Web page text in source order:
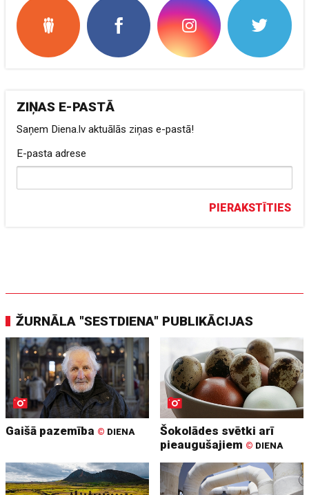
ZIŅAS E-PASTĀ
Saņem Diena.lv aktuālās ziņas e-pastā!
E-pasta adrese
PIERAKSTĪTIES
ŽURNĀLA "SESTDIENA" PUBLIKĀCIJAS
Gaišā pazemība © DIENA
Šokolādes svētki arī
pieaugušajiem © DIENA